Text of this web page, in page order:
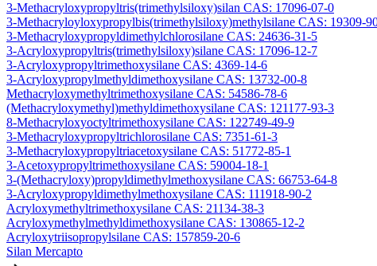
3-Methacryloxypropyltris(trimethylsiloxy)silan CAS: 17096-07-0
3-Methacryloyloxypropylbis(trimethylsiloxy)methylsilane CAS: 19309-
3-Methacryloxypropyldimethylchlorosilane CAS: 24636-31-5
3-Acryloxypropyltris(trimethylsiloxy)silane CAS: 17096-12-7
3-Acryloxypropyltrimethoxysilane CAS: 4369-14-6
3-Acryloxypropylmethyldimethoxysilane CAS: 13732-00-8
Methacryloxymethyltrimethoxysilane CAS: 54586-78-6
(Methacryloxymethyl)methyldimethoxysilane CAS: 121177-93-3
8-Methacryloxyoctyltrimethoxysilane CAS: 122749-49-9
3-Methacryloxypropyltrichlorosilane CAS: 7351-61-3
3-Methacryloxypropyltriacetoxysilane CAS: 51772-85-1
3-Acetoxypropyltrimethoxysilane CAS: 59004-18-1
3-(Methacryloxy)propyldimethylmethoxysilane CAS: 66753-64-8
3-Acryloxypropyldimethylmethoxysilane CAS: 111918-90-2
Acryloxymethyltrimethoxysilane CAS: 21134-38-3
Acryloxymethylmethyldimethoxysilane CAS: 130865-12-2
Acryloxytriisopropylsilane CAS: 157859-20-6
Silan Mercapto